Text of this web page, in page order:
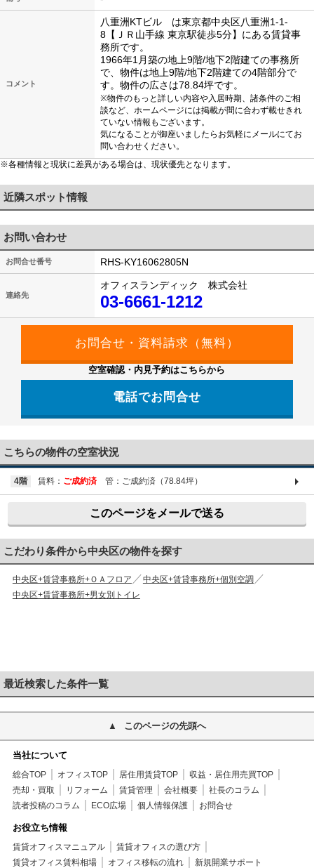
コメント
八重洲KTビル は東京都中央区八重洲1-1-
8【ＪＲ山手線 東京駅徒歩5分】にある賃貸事
務所です。
1966年1月築の地上9階/地下2階建ての事務所
で、物件は地上9階/地下2階建ての4階部分で
す。物件の広さは78.84坪です。
※物件のもっと詳しい内容や入居時期、諸条件のご相
談など、ホームページには掲載が間に合わず載せきれ
ていない情報もございます。
気になることが御座いましたらお気軽にメールにてお
問い合わせください。
※各種情報と現状に差異がある場合は、現状優先となります。
近隣スポット情報
お問い合わせ
お問合せ番号 RHS-KY16062805N
連絡先
オフィスランディック 株式会社
03-6661-1212
空室確認・内見予約はこちらから
電話でお問合せ
こちらの物件の空室状況
4階 賃料： ご成約済 管：ご成約済（78.84坪）
このページをメールで送る
こだわり条件から中央区の物件を探す
中央区+賃貸事務所+ＯＡフロア
中央区+賃貸事務所+個別空調
中央区+賃貸事務所+男女別トイレ
最近検索した条件一覧
このページの先頭へ
当社について
総合TOP オフィスTOP 居住用賃貸TOP
収益・居住用売買TOP
売却・買取
リフォーム 賃貸管理 会社概要
社長のコラム
読者投稿のコラム
ECO広場 個人情報保護 お問合せ
お役立ち情報
賃貸オフィスマニュアル
賃貸オフィスの選び方
賃貸オフィス賃料相場
オフィス移転の流れ 新規開業サポート